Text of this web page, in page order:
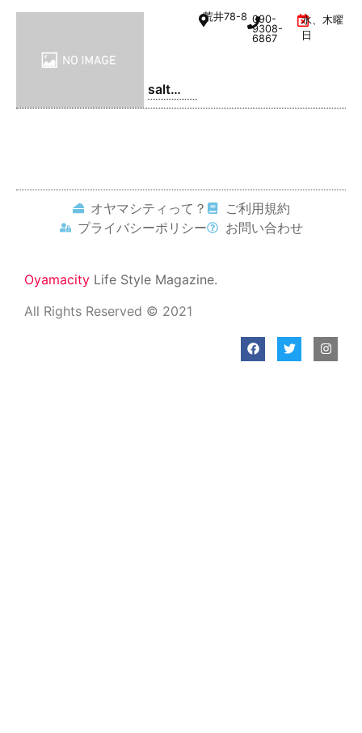
salt
coffee
荒井78-8 090-
9308-
6867
水、木曜
日
オヤマシティって？
ご利用規約
プライバシーポリシー
お問い合わせ
Oyamacity Life Style Magazine.
All Rights Reserved © 2021